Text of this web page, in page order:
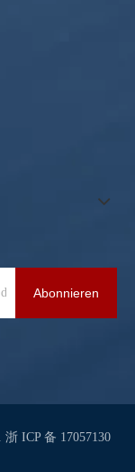
Abonnieren
浙 ICP 备 17057130